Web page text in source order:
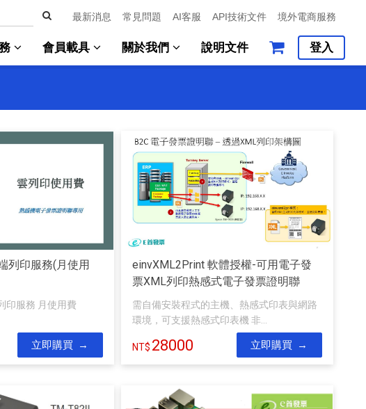
最新消息 常見問題 AI客服 API技術文件 境外電商服務
會員載具 關於我們 說明文件 登入
列印服務(月使用
印服務 月使用費
立即購買
einvXML2Print 軟體授權-可用電子發
票XML列印熱感式電子發票證明聯
需自備安裝程式的主機、熱感式印表與網路
環境，可支援熱感式印表機 非...
28000 立即購買